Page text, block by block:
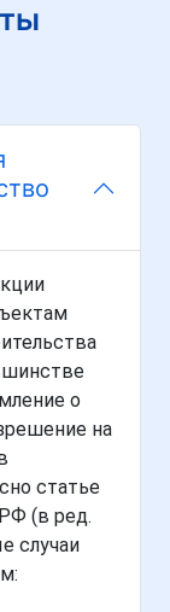
о
на
статье
(в ред.
случаи